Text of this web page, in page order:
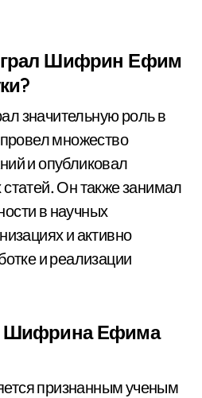
Шифрин Ефим
значительную роль в
множество
и опубликовал
Он также занимал
в научных
и активно
и реализации
Шифрина Ефима
признанным ученым